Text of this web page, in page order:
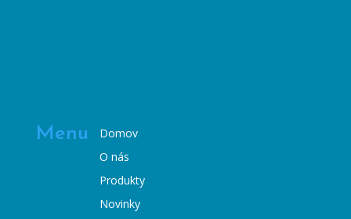
Menu
Domov
O nás
Produkty
Novinky